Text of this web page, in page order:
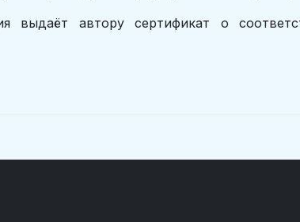
автору сертификат о